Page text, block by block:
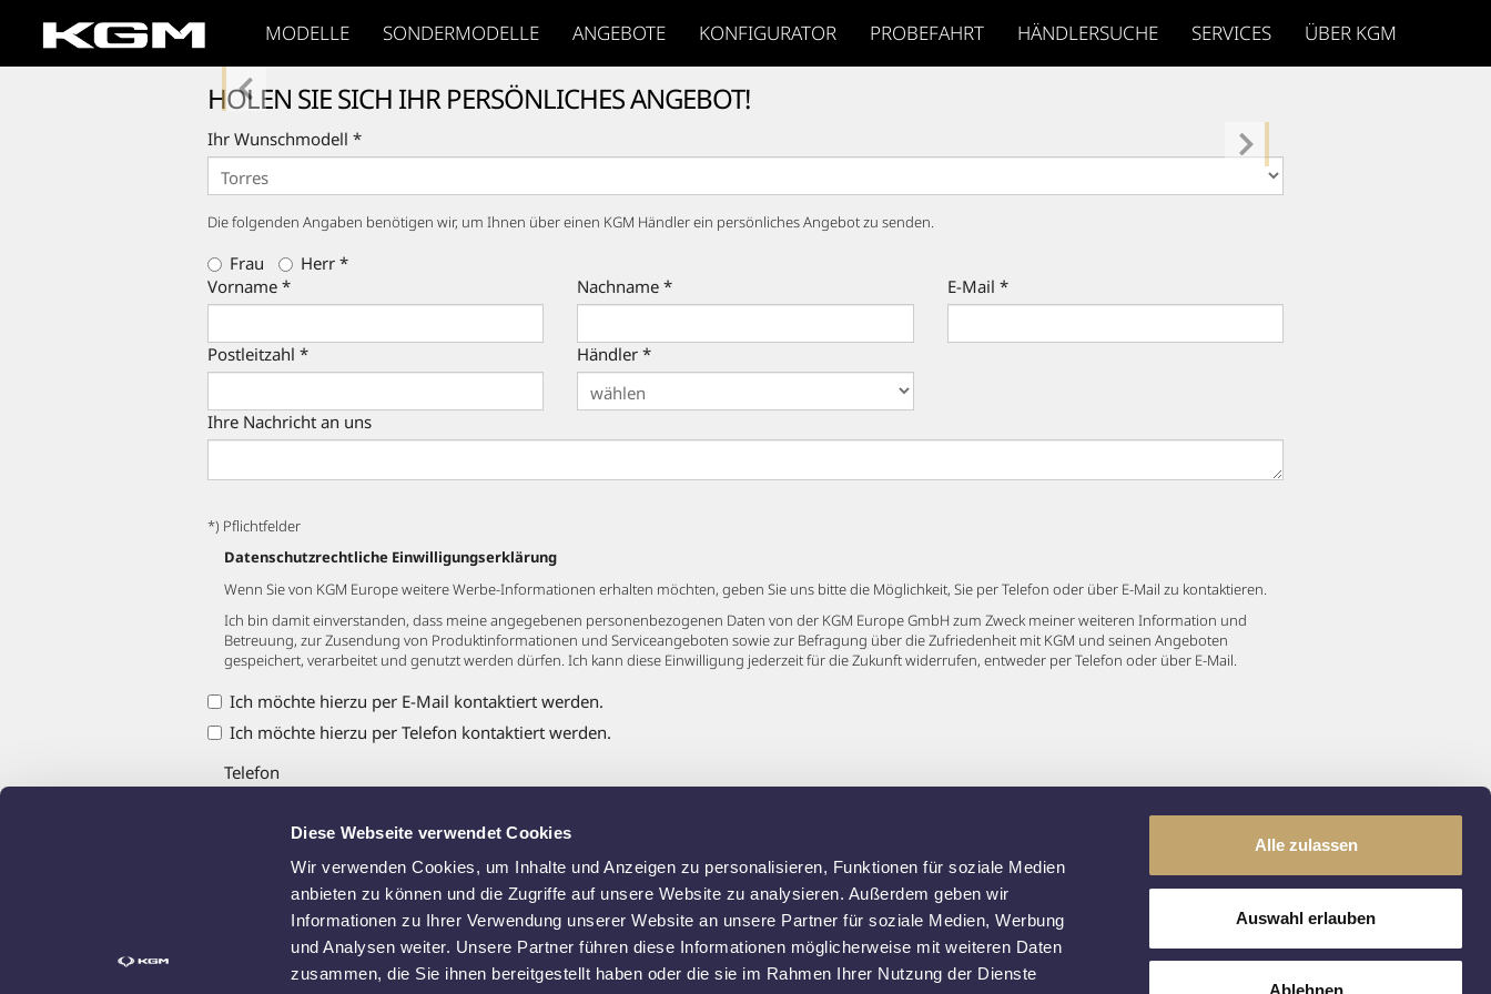
Diese Webseite verwendet Cookies
Wir verwenden Cookies, um Inhalte und Anzeigen zu personalisieren, Funktionen für soziale Medien
anbieten zu können und die Zugriffe auf unsere Website zu analysieren. Außerdem geben wir
Informationen zu Ihrer Verwendung unserer Website an unsere Partner für soziale Medien, Werbung
und Analysen weiter. Unsere Partner führen diese Informationen möglicherweise mit weiteren Daten
zusammen, die Sie ihnen bereitgestellt haben oder die sie im Rahmen Ihrer Nutzung der Dienste
Alle zulassen
Auswahl erlauben
Ablehnen
MODELLE SONDERMODELLE ANGEBOTE KONFIGURATOR PROBEFAHRT HÄNDLERSUCHE SERVICES ÜBER KGM
HOLEN SIE SICH IHR PERSÖNLICHES ANGEBOT!
Ihr Wunschmodell *
Die folgenden Angaben benötigen wir, um Ihnen über einen KGM Händler ein persönliches Angebot zu senden.
Frau
Herr *
Vorname *
Nachname * E-Mail *
Postleitzahl * Händler *
Ihre Nachricht an uns
*) Pflichtfelder
Datenschutzrechtliche Einwilligungserklärung
Wenn Sie von KGM Europe weitere Werbe-Informationen erhalten möchten, geben Sie uns bitte die Möglichkeit, Sie per Telefon oder über E-Mail zu kontaktieren.
Ich bin damit einverstanden, dass meine angegebenen personenbezogenen Daten von der KGM Europe GmbH zum Zweck meiner weiteren Information und
Betreuung, zur Zusendung von Produktinformationen und Serviceangeboten sowie zur Befragung über die Zufriedenheit mit KGM und seinen Angeboten
gespeichert, verarbeitet und genutzt werden dürfen. Ich kann diese Einwilligung jederzeit für die Zukunft widerrufen, entweder per Telefon oder über E-Mail.
Ich möchte hierzu per E-Mail kontaktiert werden.
Ich möchte hierzu per Telefon kontaktiert werden.
Telefon
Angebot anfragen